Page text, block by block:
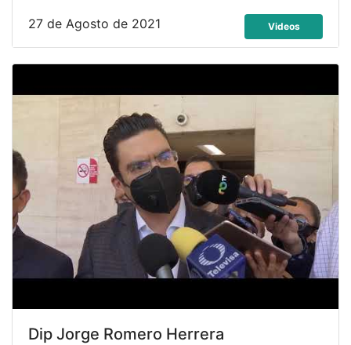
27 de Agosto de 2021 Videos
Dip Jorge Romero Herrera